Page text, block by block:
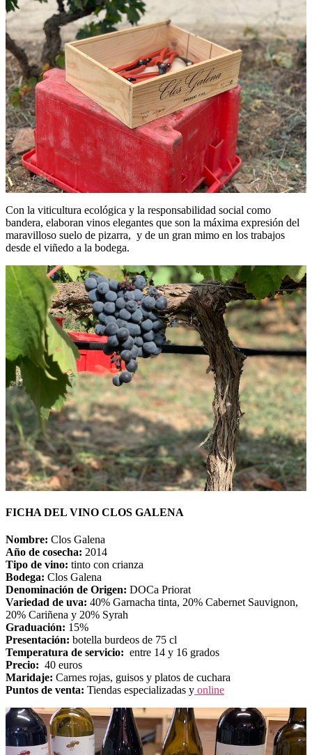
Con la viticultura ecológica y la responsabilidad social como
bandera, elaboran vinos elegantes que son la máxima expresión del
maravilloso suelo de pizarra, y de un gran mimo en los trabajos
desde el viñedo a la bodega.
FICHA DEL VINO CLOS GALENA
Nombre: Clos Galena
Año de cosecha: 2014
Tipo de vino: tinto con crianza
Bodega: Clos Galena
Denominación de Origen: DOCa Priorat
Variedad de uva: 40% Garnacha tinta, 20% Cabernet Sauvignon,
20% Cariñena y 20% Syrah
Graduación: 15%
Presentación: botella burdeos de 75 cl
Temperatura de servicio: entre 14 y 16 grados
Precio: 40 euros
Maridaje: Carnes rojas, guisos y platos de cuchara
Puntos de venta: Tiendas especializadas y online